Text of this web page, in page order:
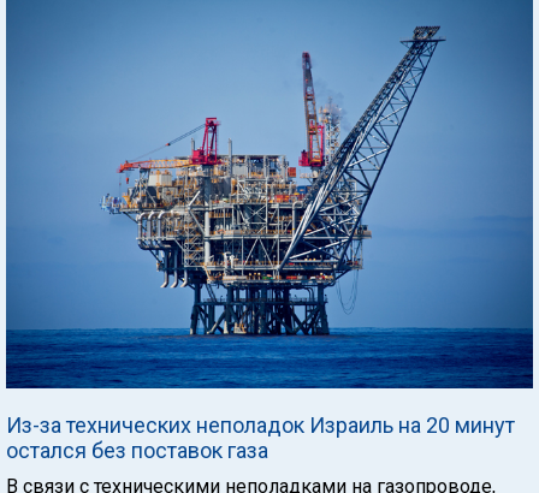
Из-за технических неполадок Израиль на 20 минут
остался без поставок газа
В связи с техническими неполадками на газопроводе,